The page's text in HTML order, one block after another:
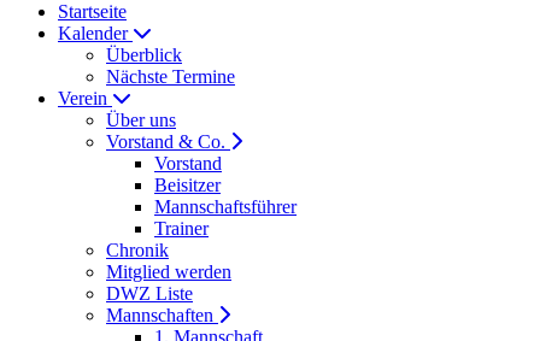
Startseite
Kalender
Überblick
Nächste Termine
Verein
Über uns
Vorstand & Co.
Vorstand
Beisitzer
Mannschaftsführer
Trainer
Chronik
Mitglied werden
DWZ Liste
Mannschaften
1. Mannschaft